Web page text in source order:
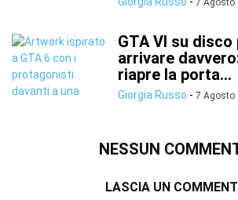
7 Agosto
GTA VI su
arrivare
riapre la porta...
Giorgia Russo - 7 Agosto
NESSUN
LASCIA UN